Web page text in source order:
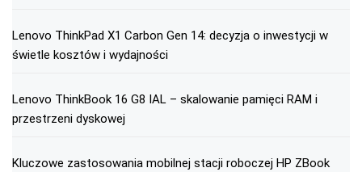
Lenovo ThinkPad X1 Carbon Gen 14: decyzja o inwestycji w
świetle kosztów i wydajności
Lenovo ThinkBook 16 G8 IAL – skalowanie pamięci RAM i
przestrzeni dyskowej
Kluczowe zastosowania mobilnej stacji roboczej HP ZBook